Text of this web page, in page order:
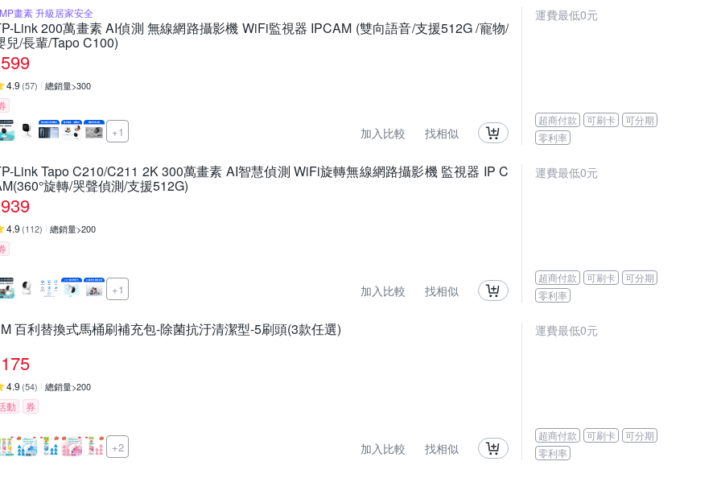
畫素 升級居家安全
Link 200萬畫素 AI偵測 無線網路攝影機 WiFi監視器 IPCAM (雙向語音/支援512G /寵物/
兒/長輩/Tapo C100)
599
4.9 (57) 總銷量>300
+1 加入比較 找相似
運費最低0元
超商付款 可刷卡
可分期
零利率
Link Tapo C210/C211 2K 300萬畫素 AI智慧偵測 WiFi旋轉無線網路攝影機 監視器 IP C
旋轉/哭聲偵測/支援512G)
939
4.9 (112) 總銷量>200
+1 加入比較 找相似
運費最低0元
超商付款 可刷卡
可分期
零利率
百利替換式馬桶刷補充包-除菌抗汙清潔型-5刷頭(3款任選)
175
4.9 (54) 總銷量>200
動 券
+2 加入比較 找相似
運費最低0元
超商付款 可刷卡
可分期
零利率